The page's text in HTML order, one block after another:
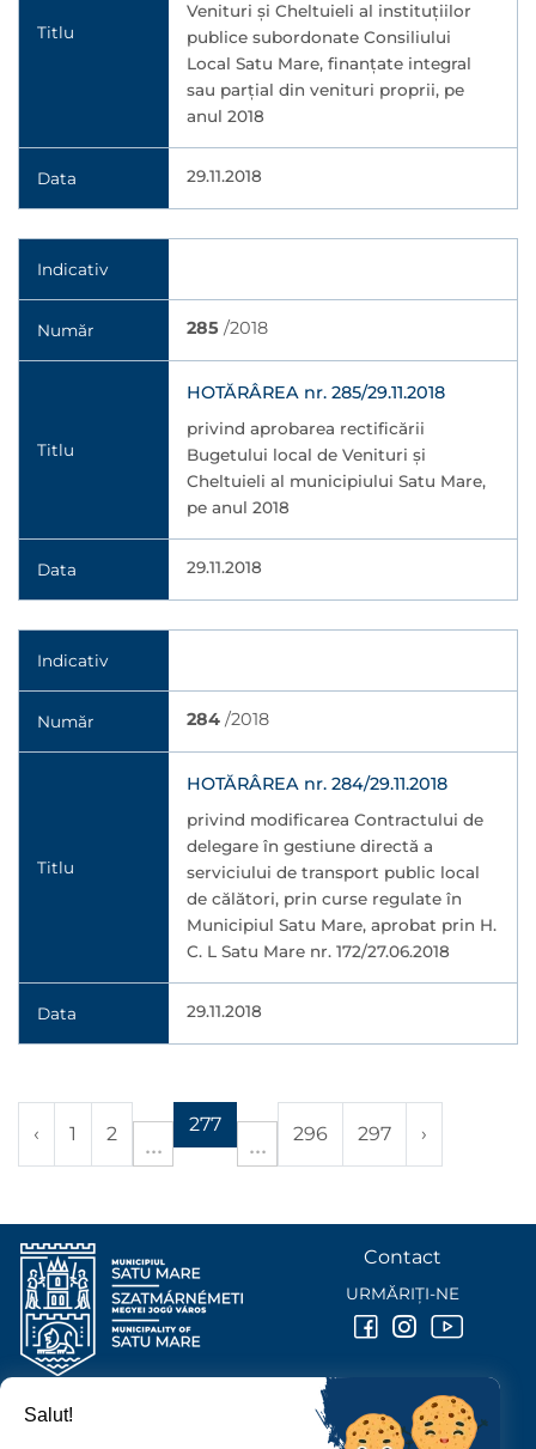
Titlu
Venituri şi Cheltuieli al instituţiilor
publice subordonate Consiliului
Local Satu Mare, finanţate integral
sau parţial din venituri proprii, pe
anul 2018
Data 29.11.2018
Indicativ
Număr 285 /2018
Titlu
HOTĂRÂREA nr. 285/29.11.2018
privind aprobarea rectificării
Bugetului local de Venituri şi
Cheltuieli al municipiului Satu Mare,
pe anul 2018
Data 29.11.2018
Indicativ
Număr 284 /2018
Titlu
HOTĂRÂREA nr. 284/29.11.2018
privind modificarea Contractului de
delegare în gestiune directă a
serviciului de transport public local
de călători, prin curse regulate în
Municipiul Satu Mare, aprobat prin H.
C. L Satu Mare nr. 172/27.06.2018
Data 29.11.2018
‹ 1 2 277 296 297 ›
PRIMĂRIA MUNICIPIULUI
Contact
URMĂRIȚI-NE
Salut!